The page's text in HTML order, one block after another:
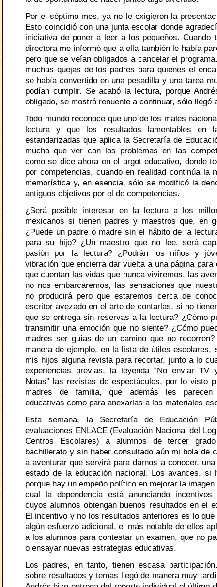
Por el séptimo mes, ya no le exigieron la
Esto coincidió con una junta escolar donde
iniciativa de poner a leer a los pequeños. Cuando
directora me informó que a ella también le había
pero que se veían obligados a cancelar el
muchas quejas de los padres para quienes el
se había convertido en una pesadilla y una tarea
podían cumplir. Se acabó la lectura, porque
obligado, se mostró renuente a continuar, sólo llegó
Todo mundo reconoce que uno de los males
lectura y que los resultados lamentables en
estandarizadas que aplica la Secretaría de
mucho que ver con los problemas en las
como se dice ahora en el argot educativo, donde
por competencias, cuando en realidad continúa la
memorística y, en esencia, sólo se modificó la
antiguos objetivos por el de competencias.
¿Será posible interesar en la lectura a los
mexicanos si tienen padres y maestros que, en
¿Puede un padre o madre sin el hábito de la
para su hijo? ¿Un maestro que no lee, será
pasión por la lectura? ¿Podrán los niños y
vibración que encierra dar vuelta a una página para
que cuentan las vidas que nunca viviremos, las
no nos embarcaremos, las sensaciones que
no producirá pero que estaremos cerca de
escritor avezado en el arte de contarlas, si no
que se entrega sin reservas a la lectura? ¿Cómo
transmitir una emoción que no siente? ¿Cómo
madres ser guías de un camino que no
manera de ejemplo, en la lista de útiles escolares,
mis hijos alguna revista para recortar, junto a lo
experiencias previas, la leyenda “No enviar TV
Notas” las revistas de espectáculos, por lo visto
madres de familia, que además les parecen
educativas como para anexarlas a los materiales
Esta semana, la Secretaría de Educación
evaluaciones ENLACE (Evaluación Nacional del
Centros Escolares) a alumnos de tercer
bachillerato y sin haber consultado aún mi bola de
a aventurar que servirá para darnos a conocer,
estado de la educación nacional. Los avances, si
porque hay un empeño político en mejorar la
cual la dependencia está anunciando
cuyos alumnos obtengan buenos resultados en el
El incentivo y no los resultados anteriores es lo
algún esfuerzo adicional, el más notable de ellos
a los alumnos para contestar un examen, que no
o ensayar nuevas estrategias educativas.
Los padres, en tanto, tienen escasa
sobre resultados y temas llegó de manera muy